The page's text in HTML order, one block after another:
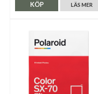
LÄS MER
KÖP